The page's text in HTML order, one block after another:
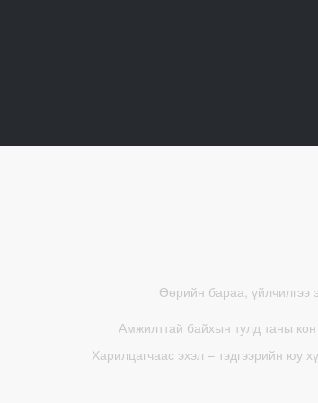
Өөрийн бараа, үйлчилгээ
Амжилттай байхын тулд таны
Харилцагчаас эхэл – тэдгээрийн юу